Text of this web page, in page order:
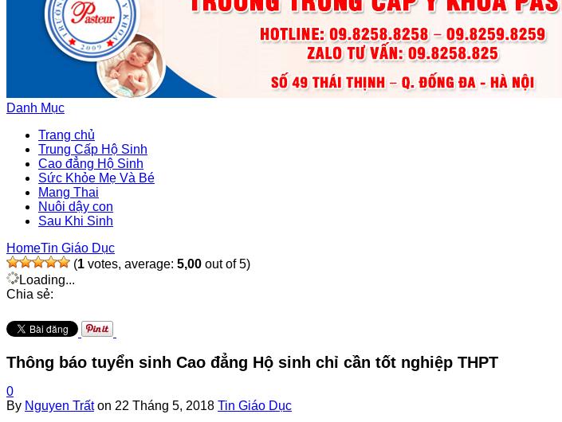
Danh Mục
Trang chủ
Trung Cấp Hộ Sinh
Cao đẳng Hộ Sinh
Sức Khỏe Mẹ Và Bé
Mang Thai
Nuôi dậy con
Sau Khi Sinh
HomeTin Giáo Dục
(1 votes, average: 5,00 out of 5)
Loading...
Chia sẻ:
Thông báo tuyển sinh Cao đẳng Hộ sinh chỉ cần tốt nghiệp THPT
0
By Nguyen Trất on 22 Tháng 5, 2018 Tin Giáo Dục